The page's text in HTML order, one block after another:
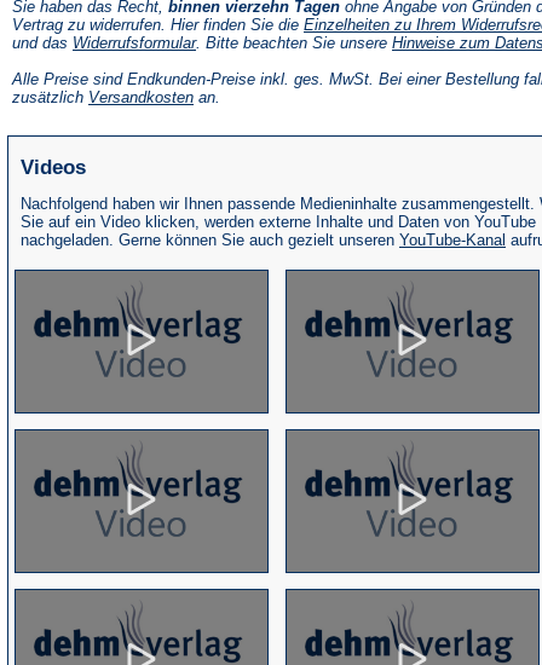
Sie haben das Recht, binnen vierzehn Tagen ohne Angabe von Gründen
Vertrag zu widerrufen. Hier finden Sie die Einzelheiten zu Ihrem
und das Widerrufsformular(Öffnet
einem
neuen
. Bitte beachten Sie unsere Hinweise zum
Alle Preise sind Endkunden-Preise inkl. ges. MwSt. Bei einer Bestellung
zusätzlich Versandkosten(Öffnet
an.
Videos
Nachfolgend haben wir Ihnen passende Medieninhalte zusammengestellt.
Sie auf ein Video klicken, werden externe Inhalte und Daten von YouTube
nachgeladen. Gerne können Sie auch gezielt unseren YouTube-Kanal